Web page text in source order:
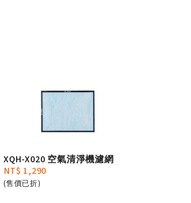
XQH-X020 空氣清淨機濾網
NT$ 1,290
(售價已折)